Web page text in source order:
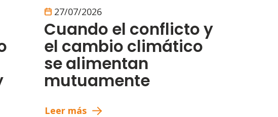
27/07/2026
Cuando el conflicto y
el cambio climático
se alimentan
mutuamente
Leer más